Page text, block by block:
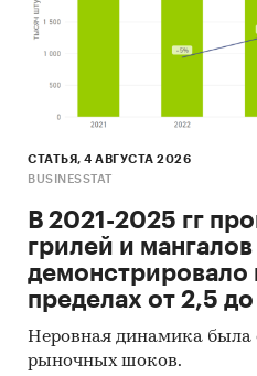
Инсайдерские
порталы
Методы:
On-line опрос 250
принимают участие
лет и старше,
покупали
один раз в течение
для себя, для
предприятия.
СТАТЬЯ, 4 АВГУСТА 2026
BUSINESSTAT
В 2021-2025 гг
грилей и мангалов
демонстрировало
пределах от 2,5
Неровная динамика была
рыночных шоков.